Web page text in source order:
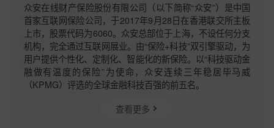
众安在线财产保险股份有限公司（以下简称“众安”）是中国
首家互联网保险公司，于2017年9月28日在香港联交所主板
上市，股票代码为6060。众安总部位于上海，不设任何分支
机构，完全通过互联网展业。由“保险+科技”双引擎驱动，为
用户提供个性化、定制化、智能化的新保险。以“科技驱动金
融做有温度的保险”为使命，众安连续三年稳居毕马威
（KPMG）评选的全球金融科技百强的前五名。
查看更多